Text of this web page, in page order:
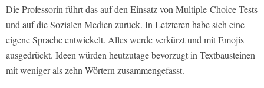
Die Professorin führt das auf den Einsatz von Multiple-Choice-Tests
und auf die Sozialen Medien zurück. In Letzteren habe sich eine
eigene Sprache entwickelt. Alles werde verkürzt und mit Emojis
ausgedrückt. Ideen würden heutzutage bevorzugt in Textbausteinen
mit weniger als zehn Wörtern zusammengefasst.